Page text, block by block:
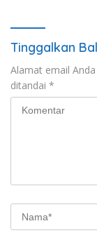
Tinggalkan
Alamat email
ditandai *